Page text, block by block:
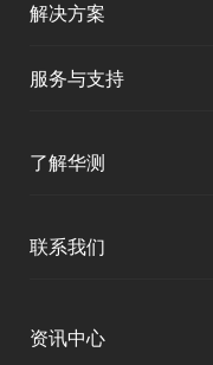
解决方案
服务与支持
了解华测
投资者关系
联系我们
资讯中心